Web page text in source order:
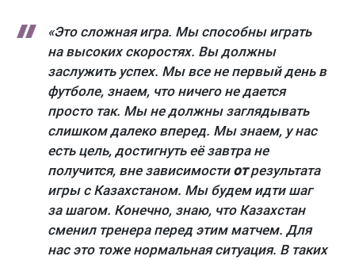
«Это сложная игра. Мы способны играть
на высоких скоростях. Вы должны
заслужить успех. Мы все не первый день в
футболе, знаем, что ничего не дается
просто так. Мы не должны заглядывать
слишком далеко вперед. Мы знаем, у нас
есть цель, достигнуть её завтра не
получится, вне зависимости отрезультата
игры с Казахстаном. Мы будем идти шаг
за шагом. Конечно, знаю, что Казахстан
сменил тренера перед этим матчем. Для
нас это тоже нормальная ситуация. В таких